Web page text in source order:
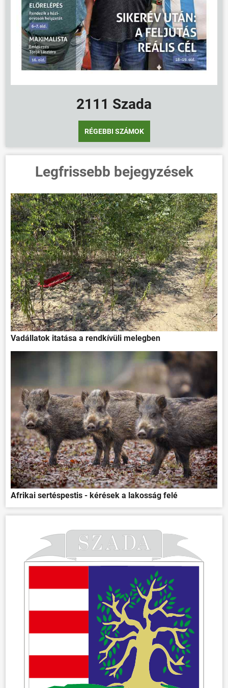
2111 Szada
RÉGEBBI SZÁMOK
Legfrissebb bejegyzések
Vadállatok itatása a rendkívüli melegben
Afrikai sertéspestis - kérések a lakosság felé